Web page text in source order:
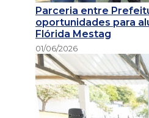
Parceria entre
oportunidades para
Flórida Mestag
01/06/2026